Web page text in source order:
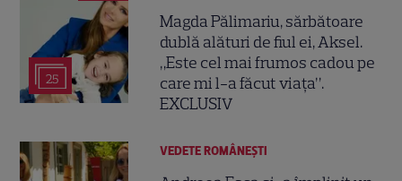
25
Magda Pălimariu, sărbătoare
dublă alături de fiul ei, Aksel.
„Este cel mai frumos cadou pe
care mi l-a făcut viața”.
EXCLUSIV
VEDETE ROMÂNEŞTI